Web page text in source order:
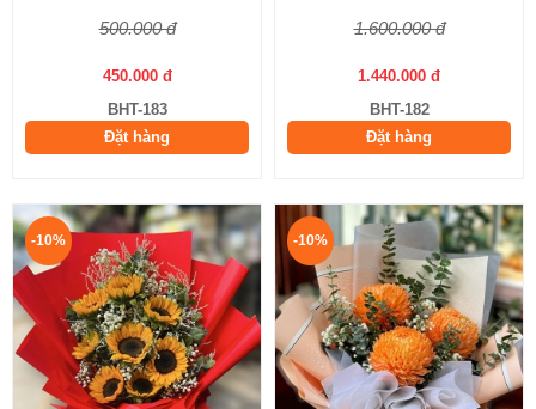
500.000 đ
450.000 đ
BHT-183
Đặt hàng
1.600.000 đ
1.440.000 đ
BHT-182
Đặt hàng
-10% -10%